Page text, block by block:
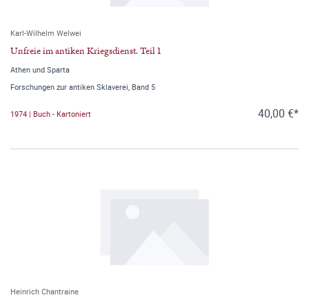
Karl-Wilhelm Welwei
Unfreie im antiken Kriegsdienst. Teil 1
Athen und Sparta
Forschungen zur antiken Sklaverei, Band 5
1974 | Buch - Kartoniert 40,00 €*
Heinrich Chantraine